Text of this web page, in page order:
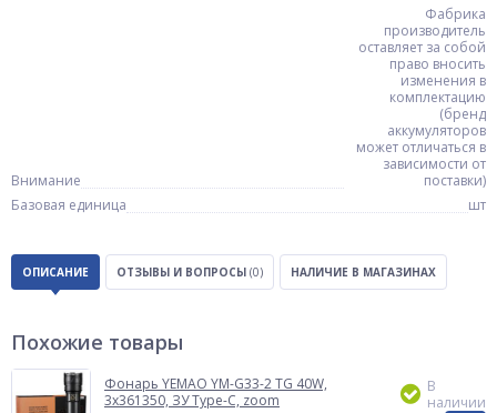
Внимание
Фабрика
производитель
оставляет за собой
право вносить
изменения в
комплектацию
(бренд
аккумуляторов
может отличаться в
зависимости от
поставки)
Базовая единица
шт
ОПИСАНИЕ ОТЗЫВЫ И ВОПРОСЫ (0) НАЛИЧИЕ В МАГАЗИНАХ
Похожие товары
Фонарь YEMAO YM-G33-2 TG 40W,
3x361350, ЗУ Type-C, zoom
В
наличии